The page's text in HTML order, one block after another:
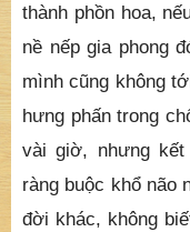
thành phồn hoa,
nề nếp gia phong
mình cũng không
hưng phấn trong
vài giờ, nhưng
ràng buộc khổ não
đời khác, không